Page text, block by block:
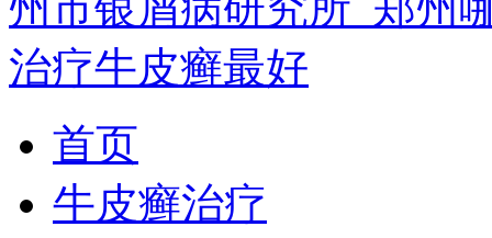
首页
牛皮癣治疗